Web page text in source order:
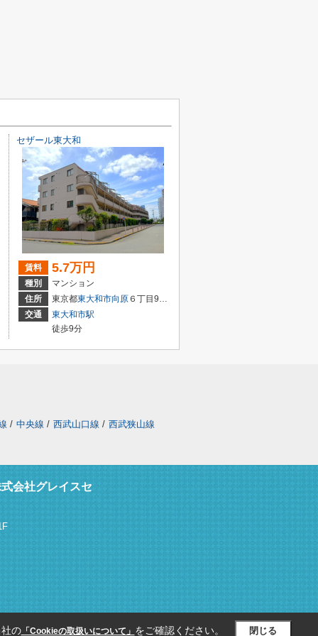
セザール東大和
賃料 5.7万円
種別
マンション
住所
東京都東大和市向原 ６丁目935-1
交通
東大和市駅
徒歩9分
/ 中央線 / 西武山口線 / 西武狭山線
会社グレイスセ
の「Cookieの取扱いについて」 をご確認ください。 閉じる